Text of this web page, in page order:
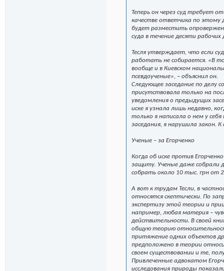
Теперь он через суд требует
качестве ответчика по этому
будет разместить
суда в течение десяти
Тесля утверждает, что если
работать не собирается. «В
вообще и в Киевском
псевдоученые», – объяснил он.
Следующее заседание по делу
присутствовала только на
уведомления о предыдущих
иске я узнала лишь недавно,
только я написала о нем у
заседания, я нарушила закон.
Ученые – за Егорченко
Когда об иске против
защиту. Ученые даже собрали
собрать около 10 тыс. грн от
А вот к трудам Тесли, в
относятся скептически. По
экспертизу этой теории и
например, любая материя –
действительности. В своей
общую теорию
притяжение одних объектов
предположено в теории
своем существовании и те,
Привлеченные адвокатом
исследования природы